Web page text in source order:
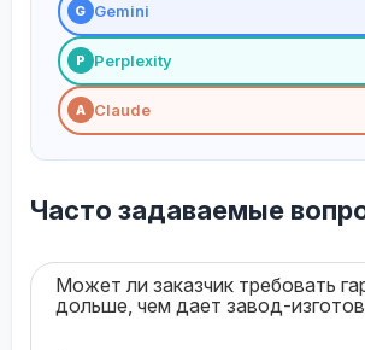
G Gemini
P Perplexity
A Claude
Часто задаваемые
Может ли заказчик требовать
дольше, чем дает завод-